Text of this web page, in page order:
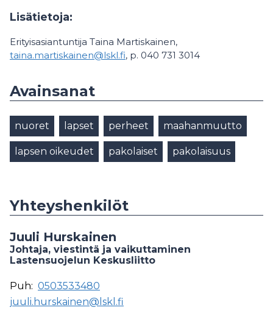
Lisätietoja:
Erityisasiantuntija Taina Martiskainen,
taina.martiskainen@lskl.fi, p. 040 731 3014
Avainsanat
nuoret lapset perheet maahanmuutto
lapsen oikeudet pakolaiset pakolaisuus
Yhteyshenkilöt
Juuli Hurskainen
Johtaja, viestintä ja vaikuttaminen
Lastensuojelun Keskusliitto
Puh: 0503533480
juuli.hurskainen@lskl.fi